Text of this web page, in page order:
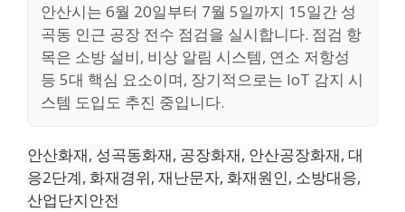
안산시는 6월 20일부터 7월 5일까지 15일간 성
곡동 인근 공장 전수 점검을 실시합니다. 점검 항
목은 소방 설비, 비상 알림 시스템, 연소 저항성
등 5대 핵심 요소이며, 장기적으로는 IoT 감지 시
스템 도입도 추진 중입니다.
안산화재, 성곡동화재, 공장화재, 안산공장화재, 대
응2단계, 화재경위, 재난문자, 화재원인, 소방대응,
산업단지안전